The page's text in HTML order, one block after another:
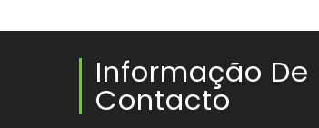
Informação De
Contacto